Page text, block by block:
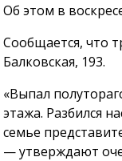
Об этом в
Сообщается, что
Балковская, 193.
«Выпал
этажа. Разбился
семье
— утверждают